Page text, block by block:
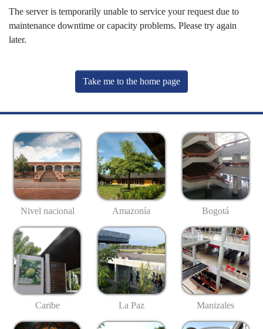
The server is temporarily unable to service your request due to
maintenance downtime or capacity problems. Please try again
later.
Take me to the home page
Nivel nacional Amazonía Bogotá
Caribe La Paz Manizales